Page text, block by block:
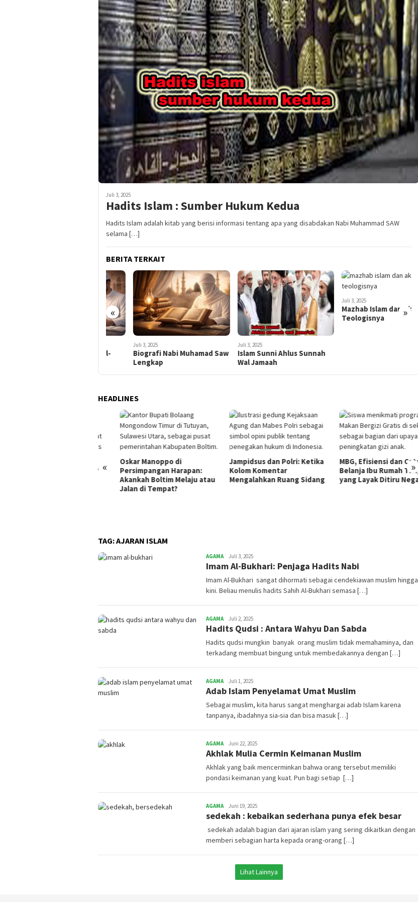
Juli 3, 2025
Hadits Islam : Sumber Hukum Kedua
Hadits Islam adalah kitab yang berisi informasi tentang apa yang disabdakan Nabi Muhammad SAW
selama […]
BERITA TERKAIT
« »
Biografi Nabi Muhamad Saw
Lengkap
Islam Sunni Ahlus Sunnah
Wal Jamaah
Juli 3, 2025
Mazhab Islam dan Akar
Teologisnya
HEADLINES
« »
Oskar Manoppo di
Persimpangan Harapan:
Akankah Boltim Melaju atau
Jalan di Tempat?
Jampidsus dan Polri: Ketika
Kolom Komentar
Mengalahkan Ruang Sidang
MBG, Efisiensi dan Catatan
Belanja Ibu Rumah Tangga
yang Layak Ditiru Negara
TAG:AJARAN ISLAM
AGAMAsofyanto
Juli 3, 2025
Imam Al-Bukhari: Penjaga Hadits Nabi
Imam Al-Bukhari sangat dihormati sebagai cendekiawan muslim hingga
kini. Beliau menulis hadits Sahih Al-Bukhari semasa […]
AGAMAsofyanto
Juli 2, 2025
Hadits Qudsi : Antara Wahyu Dan Sabda
Hadits qudsi mungkin banyak orang muslim tidak memahaminya, dan
terkadang membuat bingung untuk membedakannya dengan […]
AGAMAsofyanto
Juli 1, 2025
Adab Islam Penyelamat Umat Muslim
Sebagai muslim, kita harus sangat menghargai adab Islam karena
tanpanya, ibadahnya sia-sia dan bisa masuk […]
AGAMAsofyanto
Juni 22, 2025
Akhlak Mulia Cermin Keimanan Muslim
Akhlak yang baik mencerminkan bahwa orang tersebut memiliki
pondasi keimanan yang kuat. Pun bagi setiap […]
AGAMAsofyanto
Juni 19, 2025
sedekah : kebaikan sederhana punya efek besar
sedekah adalah bagian dari ajaran islam yang sering dikaitkan dengan
memberi sebagian harta kepada orang-orang […]
Lihat Lainnya